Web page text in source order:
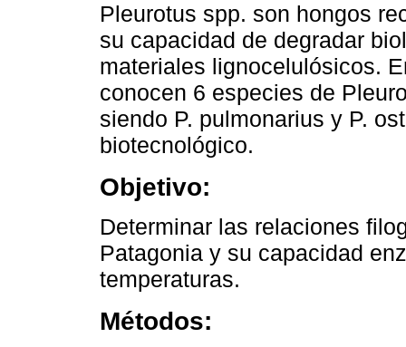
Pleurotus spp. son hongos
su capacidad de degradar
materiales lignocelulósicos.
conocen 6 especies de
siendo P. pulmonarius y P.
biotecnológico.
Objetivo:
Determinar las relaciones
Patagonia y su capacidad
temperaturas.
Métodos: